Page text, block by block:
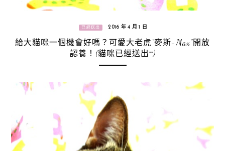
已經送出 2016 年 4 月 1 日
給大貓咪一個機會好嗎？可愛大老虎“麥斯-Max”開放
認養！(貓咪已經送出^^)